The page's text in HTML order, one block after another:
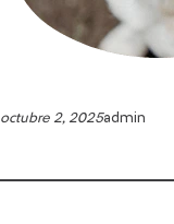
octubre 2, 2025admin